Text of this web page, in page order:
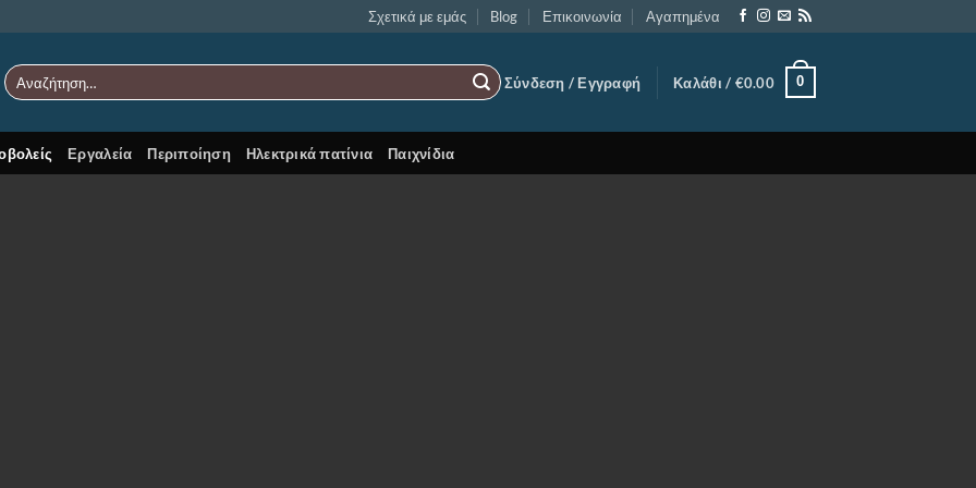
Σχετικά με εμάς Blog Επικοινωνία Αγαπημένα
Αναζήτηση
για:
Σύνδεση / Εγγραφή Καλάθι / €0.00 0
Εργαλεία Περιποίηση Ηλεκτρικά πατίνια Παιχνίδια